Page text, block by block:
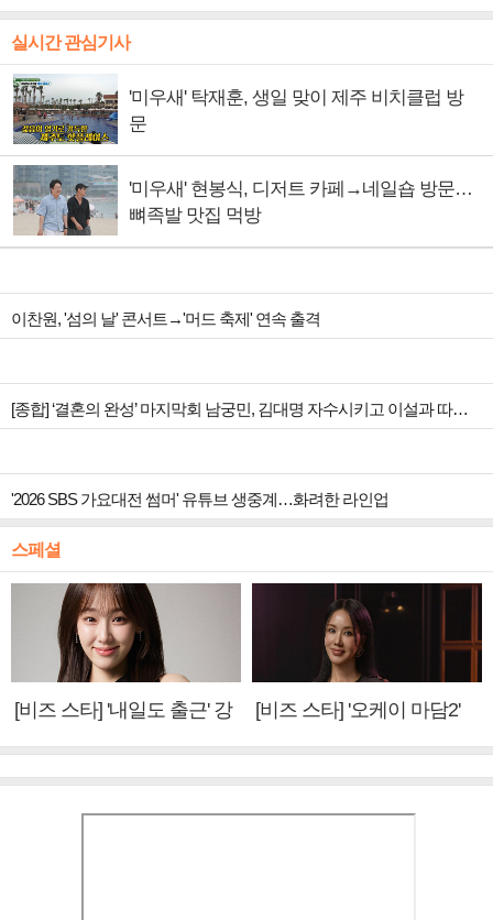
실시간 관심기사
'미우새' 탁재훈, 생일 맞이 제주 비치클럽 방
문
'미우새' 현봉식, 디저트 카페→네일숍 방문…
뼈족발 맛집 먹방
이찬원, '섬의 날' 콘서트→'머드 축제' 연속 출격
[종합] ‘결혼의 완성’ 마지막회 남궁민, 김대명 자수시키고 이설과 따뜻한 안녕
'2026 SBS 가요대전 썸머' 유튜브 생중계…화려한 라인업
스페셜
[비즈 스타] '내일도 출근' 강
[비즈 스타] '오케이 마담2'